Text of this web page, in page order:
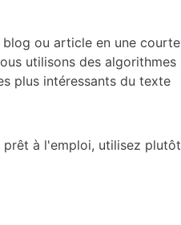
ou article en une courte
utilisons des algorithmes
plus intéressants du texte
à l'emploi, utilisez plutôt